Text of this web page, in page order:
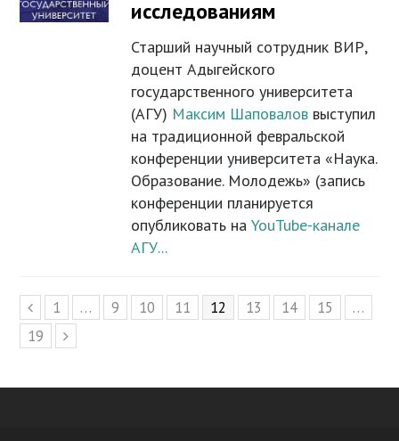
исследованиям
Старший научный сотрудник ВИР,
доцент Адыгейского
государственного университета
(АГУ) Максим Шаповалов выступил
на традиционной февральской
конференции университета «Наука.
Образование. Молодежь» (запись
конференции планируется
опубликовать наYouTube-канале
АГУ...
Previous
Page
1 … Page
9 Page
10 Page
11 Page
12 Page
13 Page
14 Page
15
…
Page
19